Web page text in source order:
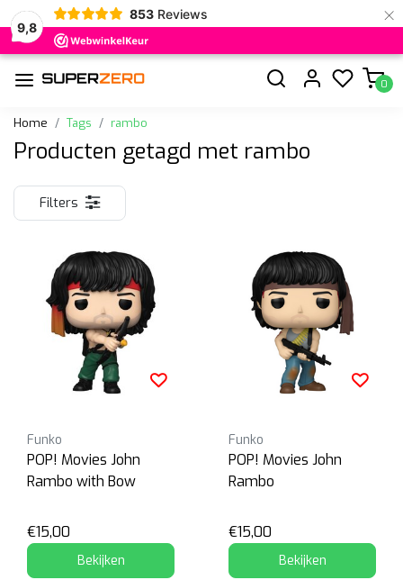
9,8
853 Reviews ×
0
Home Tags rambo
Producten getagd met rambo
Filters
Funko
POP! Movies John
Rambo with Bow
€15,00
Bekijken
Funko
POP! Movies John
Rambo
€15,00
Bekijken